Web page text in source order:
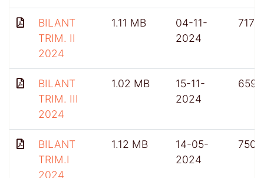
BILANT
TRIM. II
2024
1.11 MB
04-11-
2024
717
BILANT
TRIM. III
2024
1.02 MB
15-11-
2024
659
BILANT
TRIM.I
2024
1.12 MB
14-05-
2024
750